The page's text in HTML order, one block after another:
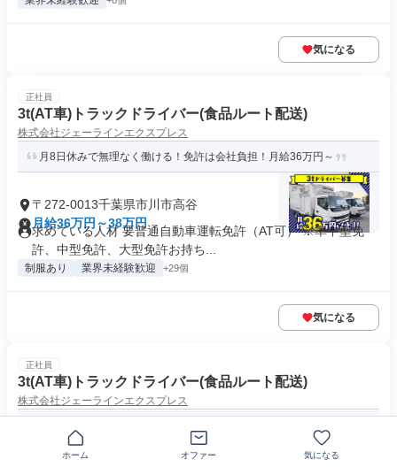
気になる
正社員
3t(AT車)トラックドライバー(食品ルート配送)
株式会社ジェーラインエクスプレス
月8日休みで無理なく働ける！免許は会社負担！月給36万円～
〒272-0013千葉県市川市高谷
月給36万円～38万円
求めている人材 要普通自動車運転免許（AT可） ※準中型免
許、中型免許、大型免許お持ち...
制服あり 業界未経験歓迎 +29個
気になる
正社員
3t(AT車)トラックドライバー(食品ルート配送)
株式会社ジェーラインエクスプレス
ホーム オファー 気になる